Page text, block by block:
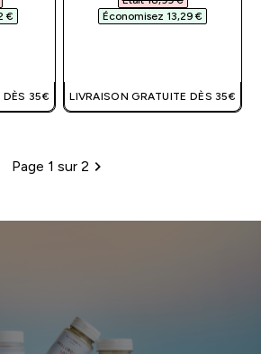
€‎
DÈS 35€
Économisez 13,29 €‎
LIVRAISON GRATUITE DÈS 35€
Pagination
Page 1 sur 2